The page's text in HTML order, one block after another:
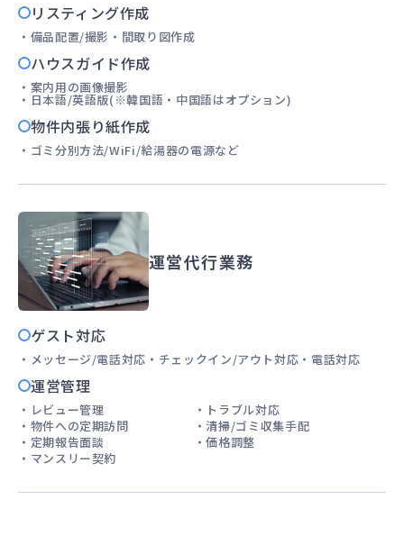
リスティング作成
備品配置/撮影 間取り図作成
ハウスガイド作成
案内用の画像撮影
日本語/英語版(※韓国語・中国語はオプション)
物件内張り紙作成
ゴミ分別方法/WiFi/給湯器の電源など
運営代行業務
ゲスト対応
メッセージ/電話対応 チェックイン/アウト対応 電話対応
運営管理
レビュー管理
トラブル対応
物件への定期訪問
清掃/ゴミ収集手配
定期報告面談
価格調整
マンスリー契約